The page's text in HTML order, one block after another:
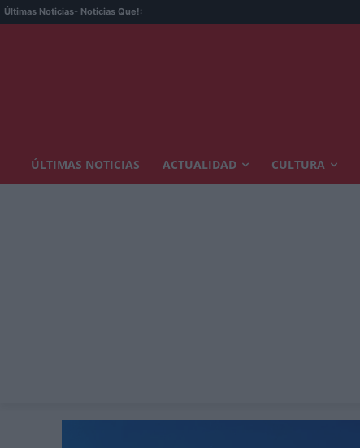
Últimas Noticias- Noticias Que!:
ÚLTIMAS NOTICIAS ACTUALIDAD CULTURA